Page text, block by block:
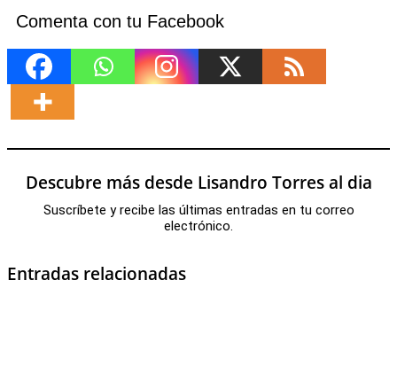
Comenta con tu Facebook
Descubre más desde Lisandro Torres al dia
Suscríbete y recibe las últimas entradas en tu correo
electrónico.
Entradas relacionadas